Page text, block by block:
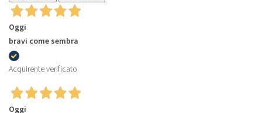
Oggi
bravi come sembra
Acquirente verificato
Oggi